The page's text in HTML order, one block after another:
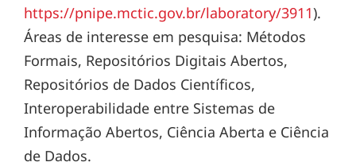
https://pnipe.mctic.gov.br/laboratory/3911).
Áreas de interesse em pesquisa: Métodos
Formais, Repositórios Digitais Abertos,
Repositórios de Dados Científicos,
Interoperabilidade entre Sistemas de
Informação Abertos, Ciência Aberta e Ciência
de Dados.